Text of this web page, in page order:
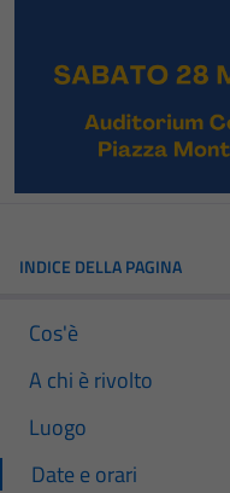
INDICE DELLA PAGINA
Cos'è
A chi è rivolto
Luogo
Date e orari